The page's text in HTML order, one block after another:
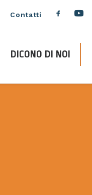
Contatti
DICONO DI NOI